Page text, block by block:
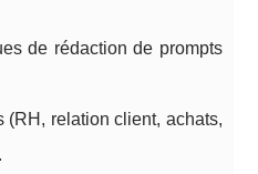
de rédaction de prompts
(RH, relation client, achats,